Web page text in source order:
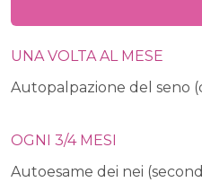
UNA VOLTA AL MESE
Autopalpazione del seno
OGNI 3/4 MESI
Autoesame dei nei